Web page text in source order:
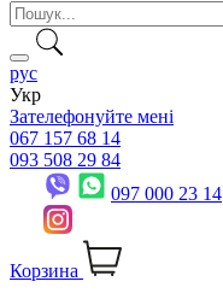
рус
Укр
Зателефонуйте мені
067 157 68 14
093 508 29 84
097 000 23 14
Корзина